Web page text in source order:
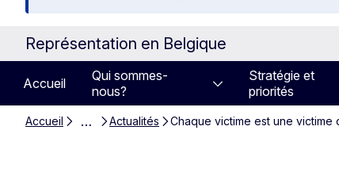
Représentation en Belgique
Accueil
Qui sommes-
nous?
Stratégie et
priorités
Accueil … Actualités Chaque victime est une